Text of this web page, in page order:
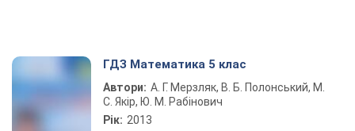
ГДЗ Математика 5 клас
Автори: А. Г. Мерзляк, В. Б. Полонський, М.
С. Якір, Ю. М. Рабінович
Рік: 2013